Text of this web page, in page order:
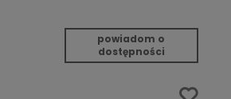
powiadom o
dostępności